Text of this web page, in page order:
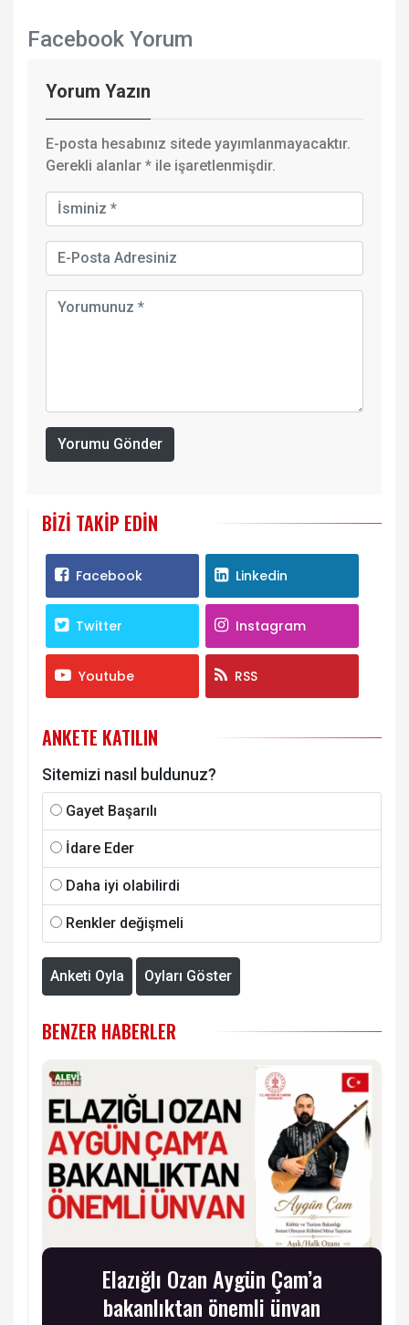
Facebook Yorum
Yorum Yazın
E-posta hesabınız sitede yayımlanmayacaktır.
Gerekli alanlar * ile işaretlenmişdir.
Yorumu Gönder
BIZI TAKIP EDIN
Facebook Linkedin
Twitter Instagram
Youtube RSS
ANKETE KATILIN
Sitemizi nasıl buldunuz?
Gayet Başarılı
İdare Eder
Daha iyi olabilirdi
Renkler değişmeli
Anketi Oyla Oyları Göster
BENZER HABERLER
Elazığlı Ozan Aygün Çam’a
bakanlıktan önemli ünvan